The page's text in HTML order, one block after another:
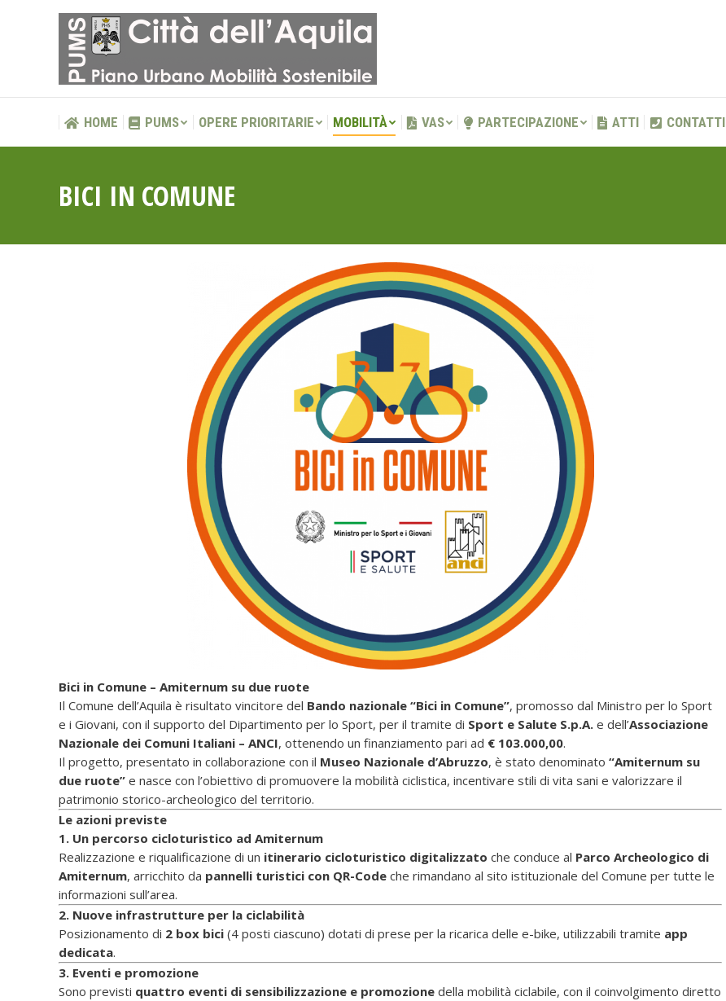
HOME PUMS OPERE PRIORITARIE MOBILITÀ VAS PARTECIPAZIONE ATTI CONTATTI
BICI IN COMUNE
Bici in Comune – Amiternum su due ruote
Il Comune dell’Aquila è risultato vincitore del Bando nazionale “Bici in Comune”, promosso dal Ministro per lo Sport
e i Giovani, con il supporto del Dipartimento per lo Sport, per il tramite di Sport e Salute S.p.A. e dell’Associazione
Nazionale dei Comuni Italiani – ANCI, ottenendo un finanziamento pari ad € 103.000,00.
Il progetto, presentato in collaborazione con il Museo Nazionale d’Abruzzo, è stato denominato “Amiternum su
due ruote” e nasce con l’obiettivo di promuovere la mobilità ciclistica, incentivare stili di vita sani e valorizzare il
patrimonio storico-archeologico del territorio.
Le azioni previste
1. Un percorso cicloturistico ad Amiternum
Realizzazione e riqualificazione di un itinerario cicloturistico digitalizzato che conduce al Parco Archeologico di
Amiternum, arricchito da pannelli turistici con QR-Code che rimandano al sito istituzionale del Comune per tutte le
informazioni sull’area.
2. Nuove infrastrutture per la ciclabilità
Posizionamento di 2 box bici (4 posti ciascuno) dotati di prese per la ricarica delle e-bike, utilizzabili tramite app
dedicata.
3. Eventi e promozione
Sono previsti quattro eventi di sensibilizzazione e promozione della mobilità ciclabile, con il coinvolgimento diretto
HOME PUMS OPERE PRIORITARIE MOBILITÀ